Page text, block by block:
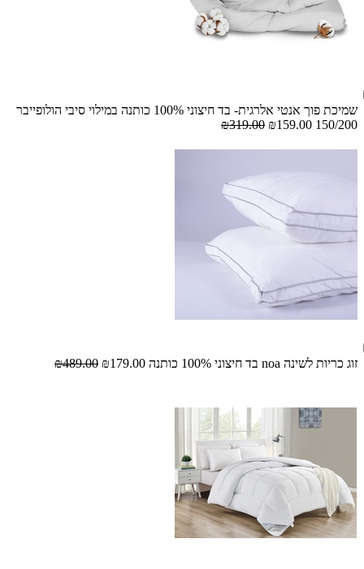
שמיכת פוך אנטי אלרגית- בד חיצוני 100% כותנה במילוי סיבי הולופייבר
150/200
₪159.00
₪319.00
זוג כריות לשינה noa בד חיצוני 100% כותנה ₪179.00
₪489.00